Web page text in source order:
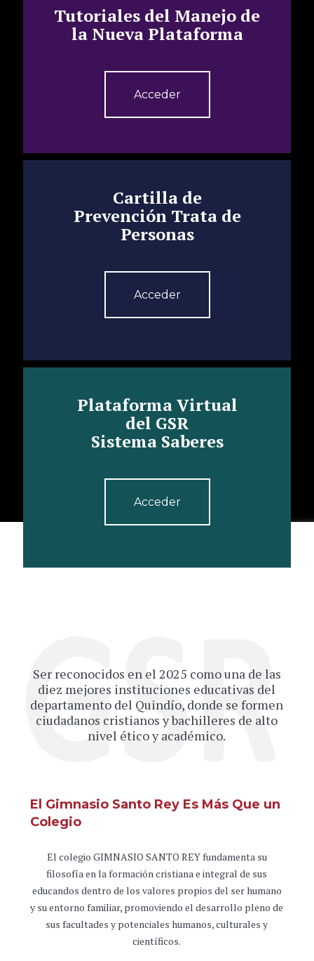
Tutoriales del Manejo de
la Nueva Plataforma
Acceder
Cartilla de
Prevención Trata de
Personas
Acceder
Plataforma Virtual
del GSR
Sistema Saberes
Acceder
Ser reconocidos en el 2025 como una de las
diez mejores instituciones educativas del
departamento del Quindío, donde se formen
ciudadanos cristianos y bachilleres de alto
nivel ético y académico.
El Gimnasio Santo Rey Es Más Que un
Colegio
El colegio GIMNASIO SANTO REY fundamenta su
filosofía en la formación cristiana e integral de sus
educandos dentro de los valores propios del ser humano
y su entorno familiar, promoviendo el desarrollo pleno de
sus facultades y potenciales humanos, culturales y
científicos.